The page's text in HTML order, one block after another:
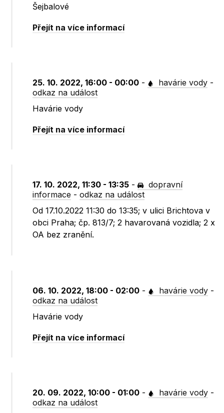
Šejbalové
Přejít na více informací
25. 10. 2022, 16:00 - 00:00 - havárie vody -
odkaz na událost
Havárie vody
Přejít na více informací
17. 10. 2022, 11:30 - 13:35 -
dopravní
informace -odkaz na událost
Od 17.10.2022 11:30 do 13:35; v ulici Brichtova v
obci Praha; čp. 813/7; 2 havarovaná vozidla; 2 x
OA bez zranění.
06. 10. 2022, 18:00 - 02:00 - havárie vody -
odkaz na událost
Havárie vody
Přejít na více informací
20. 09. 2022, 10:00 - 01:00 - havárie vody -
odkaz na událost